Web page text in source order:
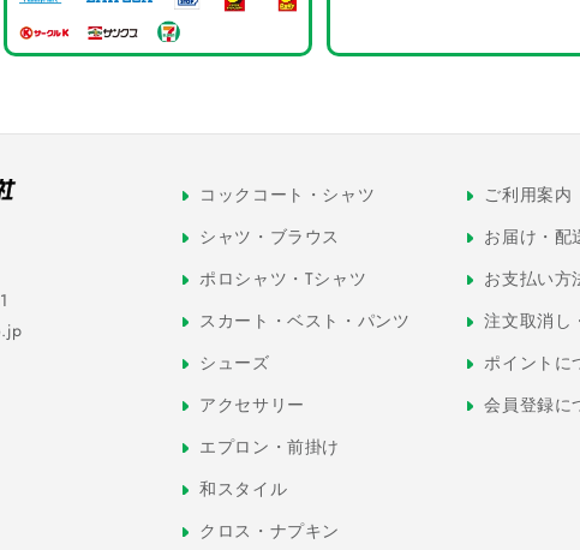
コックコート・シャツ
シャツ・ブラウス
ポロシャツ・Tシャツ
スカート・ベスト・パンツ
シューズ
アクセサリー
エプロン・前掛け
和スタイル
クロス・ナプキン
ご利用案内
お届け・配
お支払い方
注文取消し
ポイントに
会員登録に